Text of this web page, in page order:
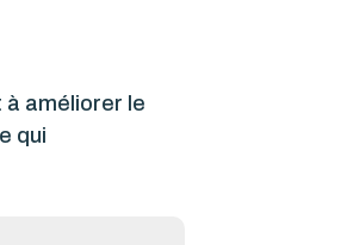
à améliorer le
qui